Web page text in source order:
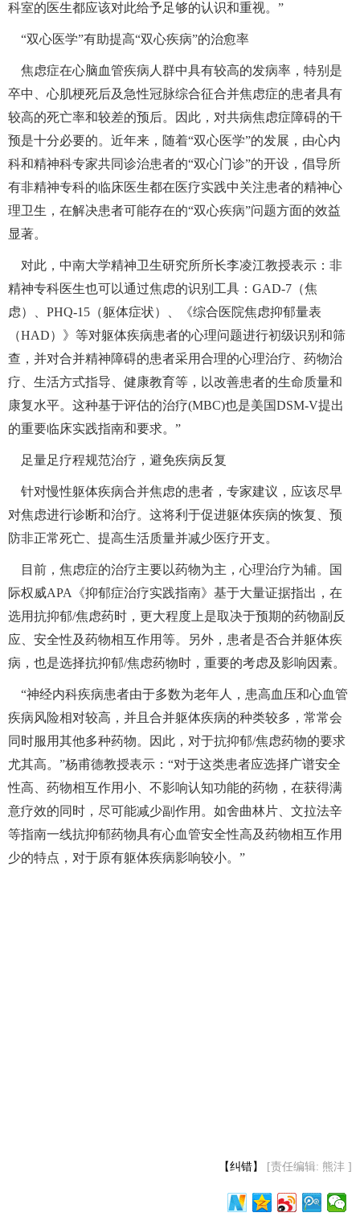
科室的医生都应该对此给予足够的认识和重视。”
“双心医学”有助提高“双心疾病”的治愈率
焦虑症在心脑血管疾病人群中具有较高的发病率，特别是
卒中、心肌梗死后及急性冠脉综合征合并焦虑症的患者具有
较高的死亡率和较差的预后。因此，对共病焦虑症障碍的干
预是十分必要的。近年来，随着“双心医学”的发展，由心内
科和精神科专家共同诊治患者的“双心门诊”的开设，倡导所
有非精神专科的临床医生都在医疗实践中关注患者的精神心
理卫生，在解决患者可能存在的“双心疾病”问题方面的效益
显著。
对此，中南大学精神卫生研究所所长李凌江教授表示：非
精神专科医生也可以通过焦虑的识别工具： GAD-7 （焦
虑）、 PHQ-15 （躯体症状）、《综合医院焦虑抑郁量表
（HAD）》等对躯体疾病患者的心理问题进行初级识别和筛
查，并对合并精神障碍的患者采用合理的心理治疗、药物治
疗、生活方式指导、健康教育等，以改善患者的生命质量和
康复水平。这种基于评估的治疗(MBC)也是美国DSM-V提出
的重要临床实践指南和要求。”
足量足疗程规范治疗，避免疾病反复
针对慢性躯体疾病合并焦虑的患者，专家建议，应该尽早
对焦虑进行诊断和治疗。这将利于促进躯体疾病的恢复、预
防非正常死亡、提高生活质量并减少医疗开支。
目前，焦虑症的治疗主要以药物为主，心理治疗为辅。国
际权威APA
《抑郁症治疗实践指南》基于大量证据指出，在
选用抗抑郁/焦虑药时，更大程度上是取决于预期的药物副反
应、安全性及药物相互作用等。另外，患者是否合并躯体疾
病，也是选择抗抑郁/焦虑药物时，重要的考虑及影响因素。
“神经内科疾病患者由于多数为老年人，患高血压和心血管
疾病风险相对较高，并且合并躯体疾病的种类较多，常常会
同时服用其他多种药物。因此，对于抗抑郁/焦虑药物的要求
尤其高。”杨甫德教授表示：“对于这类患者应选择广谱安全
性高、药物相互作用小、不影响认知功能的药物，在获得满
意疗效的同时，尽可能减少副作用。如舍曲林片、文拉法辛
等指南一线抗抑郁药物具有心血管安全性高及药物相互作用
少的特点，对于原有躯体疾病影响较小。”
【纠错】 [责任编辑: 熊沣 ]